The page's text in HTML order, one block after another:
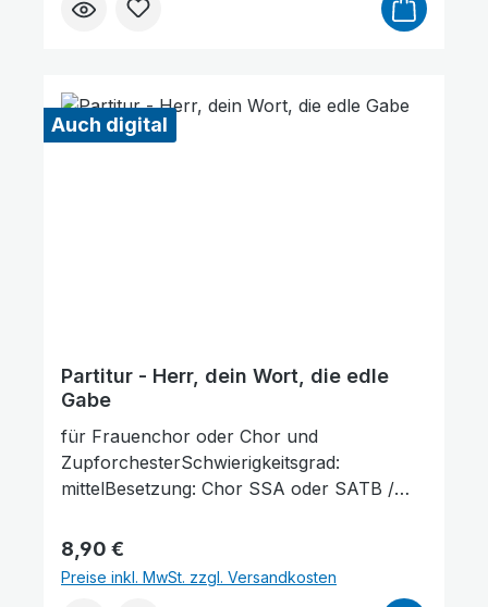
Artikel erst nach Bestellung gedruckt wird.
Auch digital
Partitur - Herr, dein Wort, die edle
Gabe
für Frauenchor oder Chor und
ZupforchesterSchwierigkeitsgrad:
mittelBesetzung: Chor SSA oder SATB /
KontrabassLieferumfang: Partitur und
Stimmenauszüge, Stimmenauszüge dürfen
als Kopiervorlage verwendet werden. Die
Regulärer Preis:
8,90 €
Preise inkl. MwSt. zzgl. Versandkosten
Farben invertieren Monochrom